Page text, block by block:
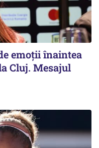
emoții înaintea
Cluj. Mesajul